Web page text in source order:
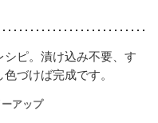
ピ。漬け込み不要、す
づけば完成です。
アップ